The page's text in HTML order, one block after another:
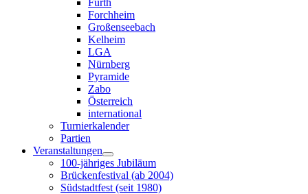
Fürth
Forchheim
Großenseebach
Kelheim
LGA
Nürnberg
Pyramide
Zabo
Österreich
international
Turnierkalender
Partien
Veranstaltungen
100-jähriges Jubiläum
Brückenfestival (ab 2004)
Südstadtfest (seit 1980)